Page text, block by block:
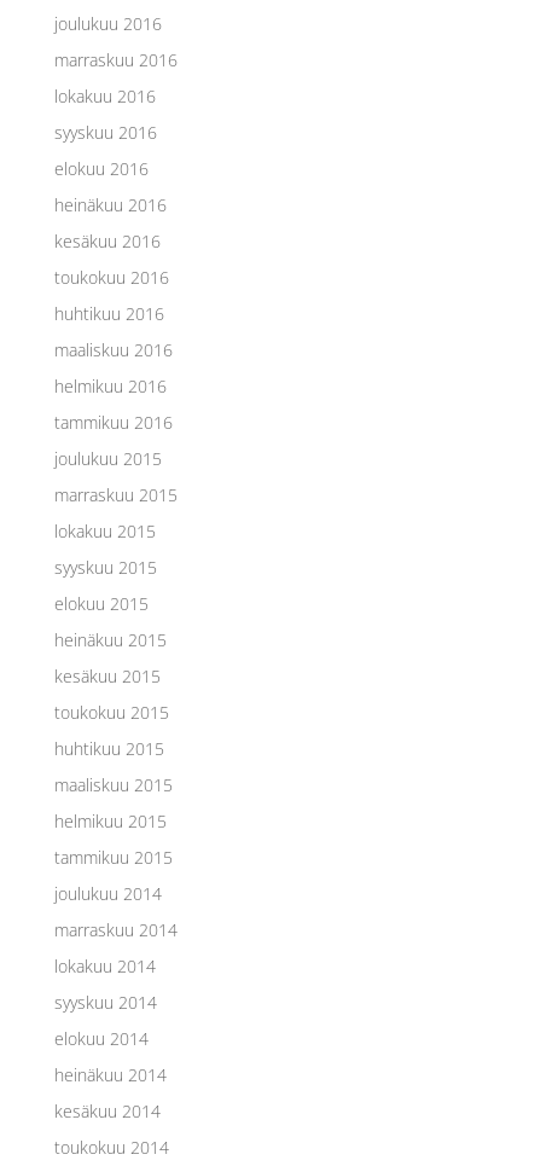
joulukuu 2016
marraskuu 2016
lokakuu 2016
syyskuu 2016
elokuu 2016
heinäkuu 2016
kesäkuu 2016
toukokuu 2016
huhtikuu 2016
maaliskuu 2016
helmikuu 2016
tammikuu 2016
joulukuu 2015
marraskuu 2015
lokakuu 2015
syyskuu 2015
elokuu 2015
heinäkuu 2015
kesäkuu 2015
toukokuu 2015
huhtikuu 2015
maaliskuu 2015
helmikuu 2015
tammikuu 2015
joulukuu 2014
marraskuu 2014
lokakuu 2014
syyskuu 2014
elokuu 2014
heinäkuu 2014
kesäkuu 2014
toukokuu 2014